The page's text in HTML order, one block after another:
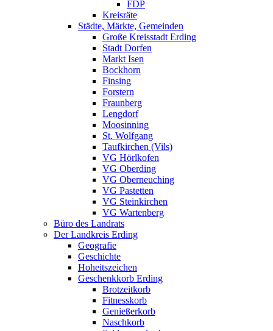
FDP
Kreisräte
Städte, Märkte, Gemeinden
Große Kreisstadt Erding
Stadt Dorfen
Markt Isen
Bockhorn
Finsing
Forstern
Fraunberg
Lengdorf
Moosinning
St. Wolfgang
Taufkirchen (Vils)
VG Hörlkofen
VG Oberding
VG Oberneuching
VG Pastetten
VG Steinkirchen
VG Wartenberg
Büro des Landrats
Der Landkreis Erding
Geografie
Geschichte
Hoheitszeichen
Geschenkkorb Erding
Brotzeitkorb
Fitnesskorb
Genießerkorb
Naschkorb